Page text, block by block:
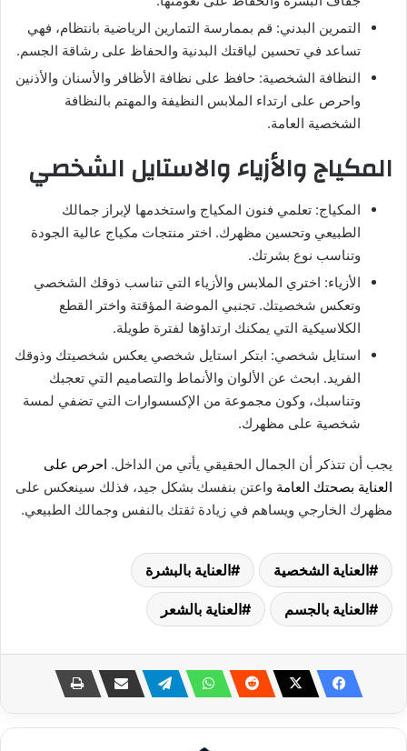
التمرين البدني: قم بممارسة التمارين الرياضية بانتظام، فهي
تساعد في تحسين لياقتك البدنية والحفاظ على رشاقة الجسم.
النظافة الشخصية: حافظ على نظافة الأظافر والأسنان والأذنين
واحرص على ارتداء الملابس النظيفة والمهتم بالنظافة
الشخصية العامة.
المكياج والأزياء والاستايل الشخصي
المكياج: تعلمي فنون المكياج واستخدمها لإبراز جمالك
الطبيعي وتحسين مظهرك. اختر منتجات مكياج عالية الجودة
وتناسب نوع بشرتك.
الأزياء: اختري الملابس والأزياء التي تناسب ذوقك الشخصي
وتعكس شخصيتك. تجنبي الموضة المؤقتة واختر القطع
الكلاسيكية التي يمكنك ارتداؤها لفترة طويلة.
استايل شخصي: ابتكر استايل شخصي يعكس شخصيتك وذوقك
الفريد. ابحث عن الألوان والأنماط والتصاميم التي تعجبك
وتناسبك، وكون مجموعة من الإكسسوارات التي تضفي لمسة
شخصية على مظهرك.
يجب أن تتذكر أن الجمال الحقيقي يأتي من الداخل. احرص على
العناية بصحتك العامة واعتن بنفسك بشكل جيد، فذلك سينعكس على
مظهرك الخارجي ويساهم في زيادة ثقتك بالنفس وجمالك الطبيعي.
العناية الشخصية العناية بالبشرة
العناية بالجسم العناية بالشعر